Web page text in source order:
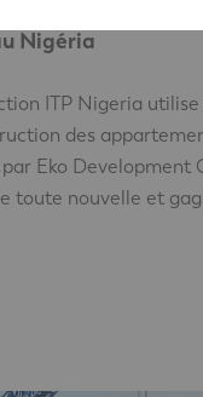
Nigéria
ITP Nigeria
des
Eko Development
toute nouvelle et